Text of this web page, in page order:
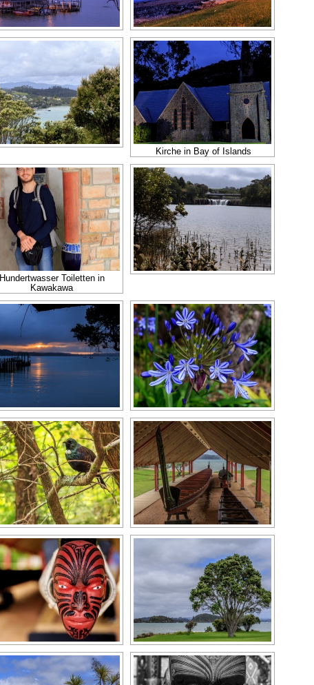
Kirche in Bay of Islands
Hundertwasser Toiletten in
Kawakawa